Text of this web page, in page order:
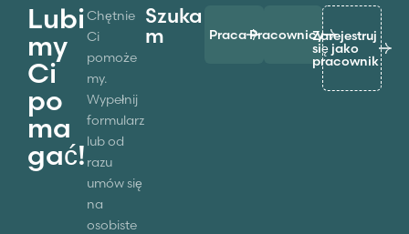
Lubi
my
Ci
po
ma
gać!
Chętnie
Ci
pomoże
my.
Wypełnij
formularz
lub od
razu
umów się
na
osobiste
Szuka
m PracaPracownicyZarejestruj
się jako
pracownik